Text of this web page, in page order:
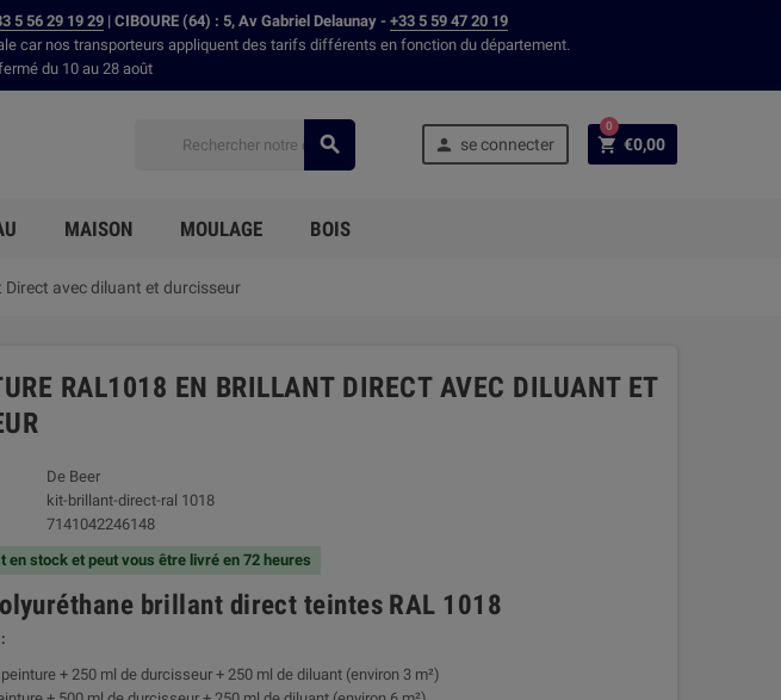
5 56 29 19 29 | CIBOURE (64) : 5, Av Gabriel Delaunay - +33 5 59 47 20 19
car nos transporteurs appliquent des tarifs différents en fonction du département.
du 10 au 28 août
  se connecter  €0,00
0
MAISON MOULAGE BOIS
avec diluant et durcisseur
RAL1018 EN BRILLANT DIRECT AVEC DILUANT ET
De Beer
kit-brillant-direct-ral 1018
7141042246148
en stock et peut vous être livré en 72 heures
brillant direct teintes RAL 1018
peinture + 250 ml de durcisseur + 250 ml de diluant (environ 3 m²)